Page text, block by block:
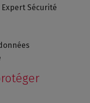
Sécurité